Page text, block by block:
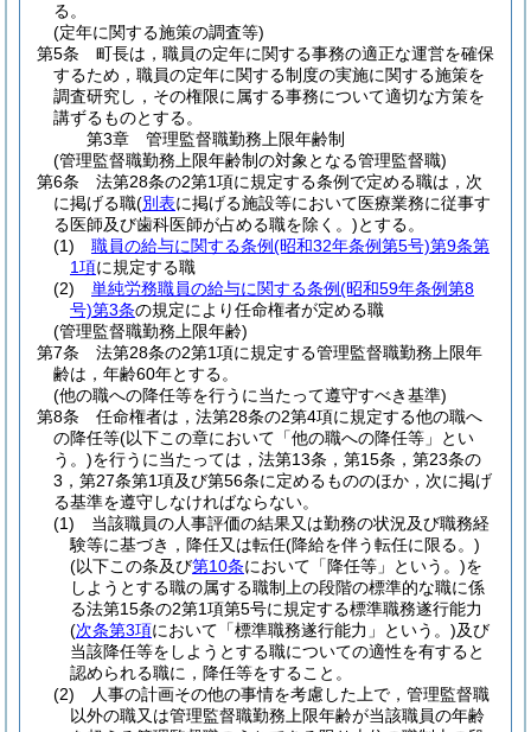
る。
(定年に関する施策の調査等)
第5条
町長は，職員の定年に関する事務の適正な運営を確保
するため，職員の定年に関する制度の実施に関する施策を
調査研究し，その権限に属する事務について適切な方策を
講ずるものとする。
第3章
管理監督職勤務上限年齢制
(管理監督職勤務上限年齢制の対象となる管理監督職)
第6条
法第28条の2第1項に規定する条例で定める職は，次
に掲げる職(別表に掲げる施設等において医療業務に従事す
る医師及び歯科医師が占める職を除く。)とする。
(1)
職員の給与に関する条例(昭和32年条例第5号)第9条第
1項に規定する職
(2)
単純労務職員の給与に関する条例(昭和59年条例第8
号)第3条の規定により任命権者が定める職
(管理監督職勤務上限年齢)
第7条
法第28条の2第1項に規定する管理監督職勤務上限年
齢は，年齢60年とする。
(他の職への降任等を行うに当たって遵守すべき基準)
第8条
任命権者は，法第28条の2第4項に規定する他の職へ
の降任等(以下この章において「他の職への降任等」とい
う。)を行うに当たっては，法第13条，第15条，第23条の
3，第27条第1項及び第56条に定めるもののほか，次に掲げ
る基準を遵守しなければならない。
(1)
当該職員の人事評価の結果又は勤務の状況及び職務経
験等に基づき，降任又は転任(降給を伴う転任に限る。)
(以下この条及び第10条において「降任等」という。)を
しようとする職の属する職制上の段階の標準的な職に係
る法第15条の2第1項第5号に規定する標準職務遂行能力
(次条第3項において「標準職務遂行能力」という。)及び
当該降任等をしようとする職についての適性を有すると
認められる職に，降任等をすること。
(2)
人事の計画その他の事情を考慮した上で，管理監督職
以外の職又は管理監督職勤務上限年齢が当該職員の年齢